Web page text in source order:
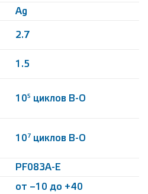
Ag
2.7
1.5
105 циклов В-О
107 циклов В-О
PF083A-E
от –10 до +40